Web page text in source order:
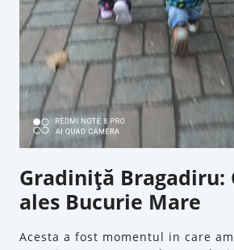
Gradiniţă Bragadiru:
ales Bucurie Mare
Acesta a fost momentul in care